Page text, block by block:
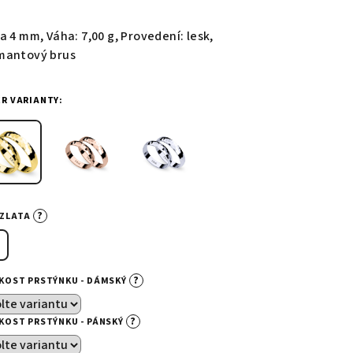
4 mm, Váha: 7,00 g, Provedení: lesk,
brus
VARIANTY:
?
PRSTÝNKU - DÁMSKÝ ?
PRSTÝNKU - PÁNSKÝ ?